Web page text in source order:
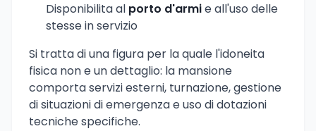
Disponibilita al porto d'armie all'uso delle
stesse in servizio
Si tratta di una figura per la quale l'idoneita
fisica non e un dettaglio: la mansione
comporta servizi esterni, turnazione, gestione
di situazioni di emergenza e uso di dotazioni
tecniche specifiche.